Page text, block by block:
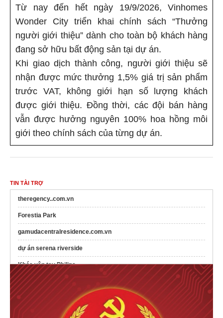
Từ nay đến hết ngày 19/9/2026, Vinhomes
Wonder City triển khai chính sách “Thưởng
người giới thiệu” dành cho toàn bộ khách hàng
đang sở hữu bất động sản tại dự án.
Khi giao dịch thành công, người giới thiệu sẽ
nhận được mức thưởng 1,5% giá trị sản phẩm
trước VAT, không giới hạn số lượng khách
được giới thiệu. Đồng thời, các đội bán hàng
vẫn được hưởng nguyên 100% hoa hồng môi
giới theo chính sách của từng dự án.
TIN TÀI TRỢ
theregency..com.vn
Forestia Park
gamudacentralresidence.com.vn
dự án serena riverside
Khóa vân tay Philips
phúc yên prosperphucyenprosper.com
Sen Việt Phú Mỹ Hưng
Dự án BRG Đông Anh